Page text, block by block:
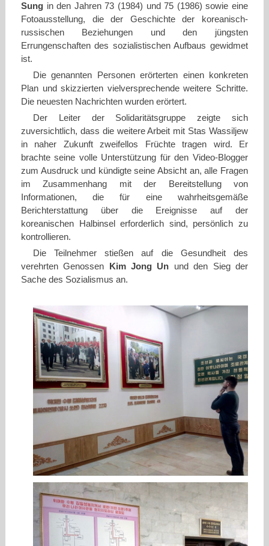
Sungin den Jahren 73 (1984) und 75 (1986) sowie eine
Fotoausstellung, die der Geschichte der koreanisch-
russischen Beziehungen und den jüngsten
Errungenschaften des sozialistischen Aufbaus gewidmet
ist.
Die genannten Personen erörterten einen konkreten
Plan und skizzierten vielversprechende weitere Schritte.
Die neuesten Nachrichten wurden erörtert.
Der Leiter der Solidaritätsgruppe zeigte sich
zuversichtlich, dass die weitere Arbeit mit Stas Wassiljew
in naher Zukunft zweifellos Früchte tragen wird. Er
brachte seine volle Unterstützung für den Video-Blogger
zum Ausdruck und kündigte seine Absicht an, alle Fragen
im Zusammenhang mit der Bereitstellung von
Informationen, die für eine wahrheitsgemäße
Berichterstattung über die Ereignisse auf der
koreanischen Halbinsel erforderlich sind, persönlich zu
kontrollieren.
Die Teilnehmer stießen auf die Gesundheit des
verehrten Genossen Kim Jong Un und den Sieg der
Sache des Sozialismus an.